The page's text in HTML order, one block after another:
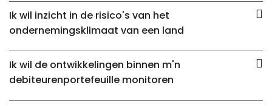
Ik wil inzicht in de risico's van het
ondernemingsklimaat van een land
Ik wil de ontwikkelingen binnen m'n
debiteurenportefeuille monitoren